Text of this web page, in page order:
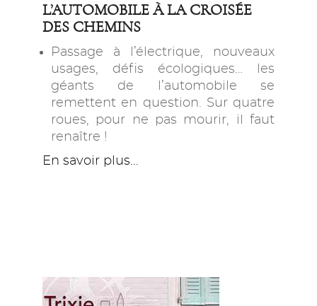
L’AUTOMOBILE À LA CROISÉE
DES CHEMINS
Passage à l’électrique, nouveaux
usages, défis écologiques… les
géants de l’automobile se
remettent en question. Sur quatre
roues, pour ne pas mourir, il faut
renaître !
En savoir plus...